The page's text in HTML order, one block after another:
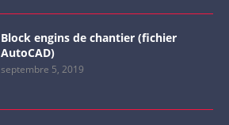
Block engins de chantier (fichier
AutoCAD)
septembre 5, 2019